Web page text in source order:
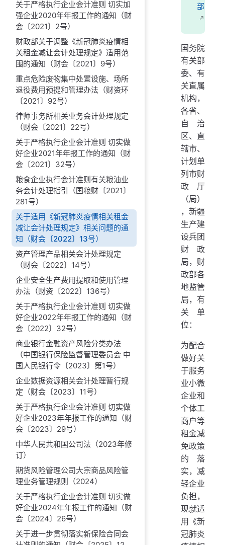
关于严格执行企业会计准则 切实加
强企业2020年年报工作的通知（财
会〔2021〕2号）
财政部关于调整《新冠肺炎疫情相
关租金减让会计处理规定》适用范
围的通知（财会〔2021〕9号）
重点危险废物集中处置设施、场所
退役费用预提和管理办法（财资环
〔2021〕92号）
律师事务所相关业务会计处理规定
（财会〔2021〕22号）
关于严格执行企业会计准则 切实做
好企业2021年年报工作的通知（财
会〔2021〕32号）
粮食企业执行会计准则有关粮油业
务会计处理指引（国粮财〔2021〕
281号）
关于适用《新冠肺炎疫情相关租金
减让会计处理规定》相关问题的通
知（财会〔2022〕13号）
资产管理产品相关会计处理规定
（财会〔2022〕14号）
企业安全生产费用提取和使用管理
办法（财资〔2022〕136号）
关于严格执行企业会计准则 切实做
好企业2022年年报工作的通知（财
会〔2022〕32号）
商业银行金融资产风险分类办法
（中国银行保险监督管理委员会 中
国人民银行令〔2023〕第1号）
企业数据资源相关会计处理暂行规
定（财会〔2023〕11号）
关于严格执行企业会计准则 切实做
好企业2023年年报工作的通知（财
会〔2023〕29号）
中华人民共和国公司法（2023年修
订）
期货风险管理公司大宗商品风险管
理业务管理规则（2024）
关于严格执行企业会计准则 切实做
好企业2024年年报工作的通知（财
会〔2024〕26号）
关于进一步贯彻落实新保险合同会
部
国务院
有关部
委、有
关直属
机构，
各省、
自治
区、直
辖市、
计划单
列市财
政厅
（局）
，新疆
生产建
设兵团
财政
局，财
政部各
地监管
局，有
关单
位：
为配合
做好关
于服务
业小微
企业和
个体工
商户等
租金减
免政策
的落
实，减
轻企业
负担，
现就适
用《新
冠肺炎